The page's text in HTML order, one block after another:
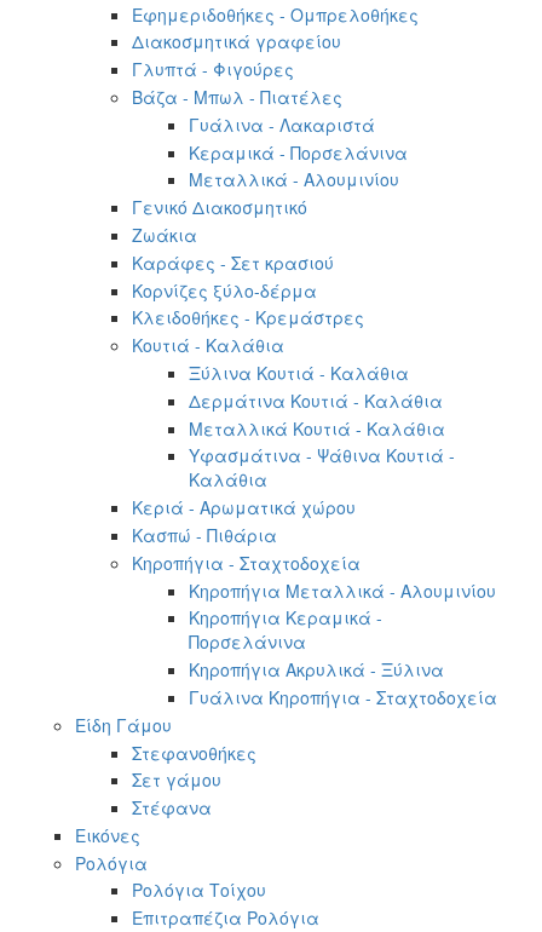
Εφημεριδοθήκες - Ομπρελοθήκες
Διακοσμητικά γραφείου
Γλυπτά - Φιγούρες
Βάζα - Μπωλ - Πιατέλες
Γυάλινα - Λακαριστά
Κεραμικά - Πορσελάνινα
Μεταλλικά - Αλουμινίου
Γενικό Διακοσμητικό
Ζωάκια
Καράφες - Σετ κρασιού
Κορνίζες ξύλο-δέρμα
Κλειδοθήκες - Κρεμάστρες
Κουτιά - Καλάθια
Ξύλινα Κουτιά - Καλάθια
Δερμάτινα Κουτιά - Καλάθια
Μεταλλικά Κουτιά - Καλάθια
Υφασμάτινα - Ψάθινα Κουτιά -
Καλάθια
Κεριά - Αρωματικά χώρου
Κασπώ - Πιθάρια
Κηροπήγια - Σταχτοδοχεία
Κηροπήγια Μεταλλικά - Αλουμινίου
Κηροπήγια Κεραμικά -
Πορσελάνινα
Κηροπήγια Ακρυλικά - Ξύλινα
Γυάλινα Κηροπήγια - Σταχτοδοχεία
Είδη Γάμου
Στεφανοθήκες
Σετ γάμου
Στέφανα
Εικόνες
Ρολόγια
Ρολόγια Τοίχου
Επιτραπέζια Ρολόγια